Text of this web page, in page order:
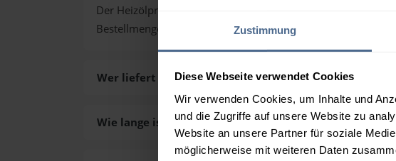
Zustimmung
Diese Webseite verwendet Cookies
Wir verwenden Cookies, um Inhalte und
und die Zugriffe auf unsere Website zu
Website an unsere Partner für soziale
möglicherweise mit weiteren Daten
Der Heizölpreis in Kirchschlag in der Buckligen Welt (PLZ
Bestellmenge von 3.000 Liter. Den exakten Preis für Ihre
Wer liefert das Heizöl in Kirchschlag in der Buckligen
Wie lange ist die Lieferzeit des Heizöls in Kirchschlag